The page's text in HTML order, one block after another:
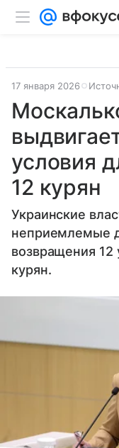
17 января 2026
условия
12 курян
Украинские
неприемлемые
возвращения
курян.